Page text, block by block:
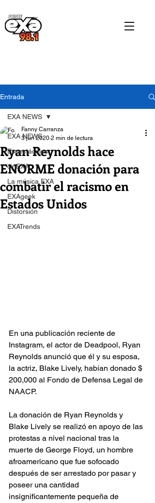
Entrada
EXA NEWS
Espectáculos
cinEXA
La música EXA
EXAgeek
Distorsión
EXATrends
EXA NEWS
Ryan Reynolds hace
ENORME donación para
combatir el racismo en
Estados Unidos
Fanny Carranza
3 jun 2020 2 min de lectura
En una publicación reciente de
Instagram, el actor de Deadpool, Ryan
Reynolds anunció que él y su esposa,
la actriz, Blake Lively, habían donado $
200,000 al Fondo de Defensa Legal de
NAACP.
La donación de Ryan Reynolds y
Blake Lively se realizó en apoyo de las
protestas a nivel nacional tras la
muerte de George Floyd, un hombre
afroamericano que fue sofocado
después de ser arrestado por pasar y
poseer una cantidad
insignificantemente pequeña de